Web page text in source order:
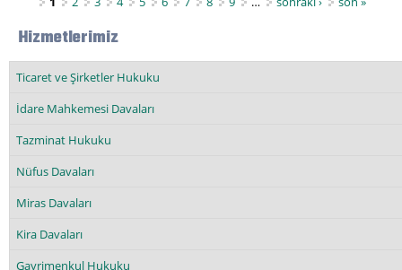
Sayfalar
Hizmetlerimiz
Ticaret ve Şirketler Hukuku
İdare Mahkemesi Davaları
Tazminat Hukuku
Nüfus Davaları
Miras Davaları
Kira Davaları
Gayrimenkul Hukuku